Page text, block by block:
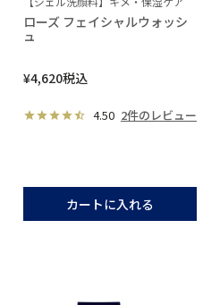
ローズ フェイシャルウォッシ
ュ
¥4,620税込
4.50 2件のレビュー
カートに入れる